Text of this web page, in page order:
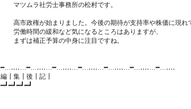
マツムラ社労士事務所の松村です。
高市政権が始まりました。今後の期待が支持率や株価に現れ
労働時間の緩和など気になるところはありますが、
まずは補正予算の中身に注目ですね。
━…‥‥…━…‥‥…━…‥‥…━…‥‥…━…‥‥…━…‥‥…━…‥‥
編┃集┃後┃記┃
━┛━┛━┛━┛